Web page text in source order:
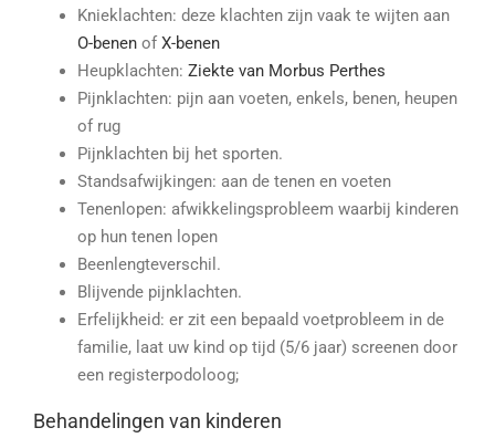
Knieklachten: deze klachten zijn vaak te wijten aan
O-benenof X-benen
Heupklachten: Ziekte van Morbus Perthes
Pijnklachten: pijn aan voeten, enkels, benen, heupen
of rug
Pijnklachten bij het sporten.
Standsafwijkingen: aan de tenen en voeten
Tenenlopen: afwikkelingsprobleem waarbij kinderen
op hun tenen lopen
Beenlengteverschil.
Blijvende pijnklachten.
Erfelijkheid: er zit een bepaald voetprobleem in de
familie, laat uw kind op tijd (5/6 jaar) screenen door
een registerpodoloog;
Behandelingen van kinderen